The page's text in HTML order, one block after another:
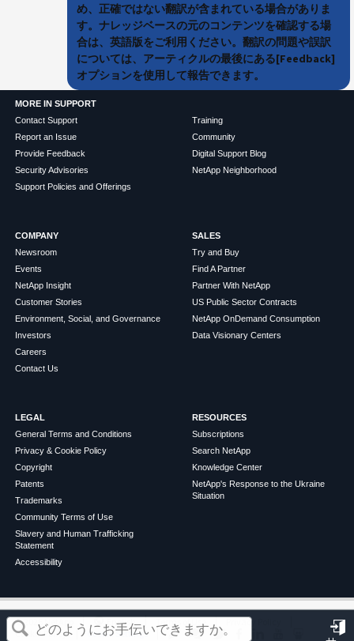
この記事は役に立ちましたか？
め、正確ではない翻訳が含まれている場合がありま
す。ナレッジベースの元のコンテンツを確認する場
合は、英語版をご利用ください。翻訳の問題や誤訳
については、アーティクルの最後にある[Feedback]
オプションを使用して報告できます。
MORE IN SUPPORT
Contact Support
Report an Issue
Provide Feedback
Security Advisories
Support Policies and Offerings
Training
Community
Digital Support Blog
NetApp Neighborhood
COMPANY
Newsroom
Events
NetApp Insight
Customer Stories
Environment, Social, and Governance
Investors
Careers
Contact Us
SALES
Try and Buy
Find A Partner
Partner With NetApp
US Public Sector Contracts
NetApp OnDemand Consumption
Data Visionary Centers
LEGAL
General Terms and Conditions
Privacy & Cookie Policy
Copyright
Patents
Trademarks
Community Terms of Use
Slavery and Human Trafficking
Statement
Accessibility
RESOURCES
Subscriptions
Search NetApp
Knowledge Center
NetApp's Response to the Ukraine
Situation
©2026NetApp English Terms of Use
Privacy Policy
Cookie Policy
Cookie Settings